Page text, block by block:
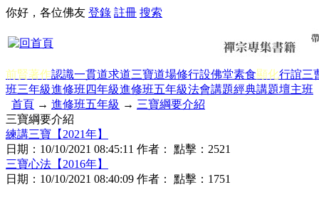
你好，各位佛友 登錄 註冊 搜索
前賢著作認識一貫道求道三寶道場修行設佛堂素食顯化行誼三
班三年級進修班四年級進修班五年級法會講題經典講題壇主班
首頁 → 進修班五年級 → 三寶綱要介紹
三寶綱要介紹
練講三寶【2021年】
日期： 10/10/2021 08:45:11 作者： 點擊： 2521
三寶心法【2016年】
日期： 10/10/2021 08:40:09 作者： 點擊： 1751